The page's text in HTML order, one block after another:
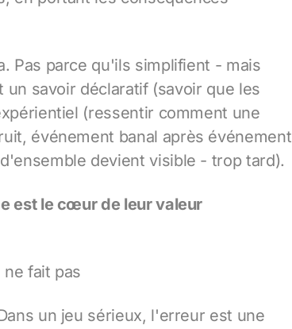
Pas parce qu'ils simplifient - mais
savoir déclaratif (savoir que les
(ressentir comment une
événement banal après événement
devient visible - trop tard).
est le cœur de leur valeur
fait pas
un jeu sérieux, l'erreur est une